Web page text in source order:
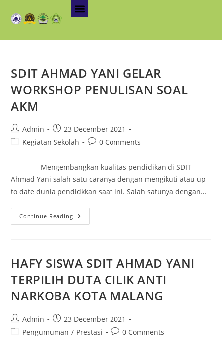
SDIT AHMAD YANI GELAR
WORKSHOP PENULISAN SOAL
AKM
Admin
23 December 2021
Kegiatan Sekolah
0 Comments
Mengembangkan kualitas pendidikan di SDIT
Ahmad Yani salah satu caranya dengan mengikuti atau up
to date dunia pendidkkan saat ini. Salah satunya dengan…
Continue Reading
HAFY SISWA SDIT AHMAD YANI
TERPILIH DUTA CILIK ANTI
NARKOBA KOTA MALANG
Admin
23 December 2021
Pengumuman / Prestasi 0 Comments